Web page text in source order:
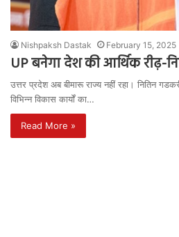
Nishpaksh Dastak February 15, 2025
UP बनेगा देश की आर्थिक रीढ़-
उत्तर प्रदेश अब बीमारू राज्य नहीं रहा। नितिन
विभिन्न विकास कार्यों का…
Read More »